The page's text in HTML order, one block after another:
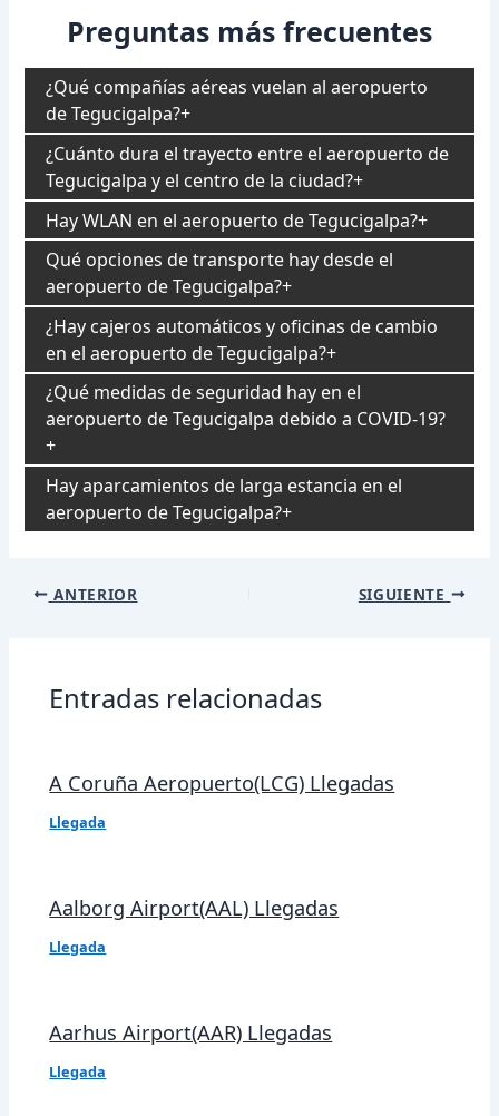
Preguntas más frecuentes
¿Qué compañías aéreas vuelan al aeropuerto
de Tegucigalpa?
¿Cuánto dura el trayecto entre el aeropuerto de
Tegucigalpa y el centro de la ciudad?
Hay WLAN en el aeropuerto de Tegucigalpa?
Qué opciones de transporte hay desde el
aeropuerto de Tegucigalpa?
¿Hay cajeros automáticos y oficinas de cambio
en el aeropuerto de Tegucigalpa?
¿Qué medidas de seguridad hay en el
aeropuerto de Tegucigalpa debido a COVID-19?
Hay aparcamientos de larga estancia en el
aeropuerto de Tegucigalpa?
Navegación
ANTERIOR SIGUIENTE
Entradas relacionadas
A Coruña Aeropuerto(LCG) Llegadas
Llegada
Aalborg Airport(AAL) Llegadas
Llegada
Aarhus Airport(AAR) Llegadas
Llegada